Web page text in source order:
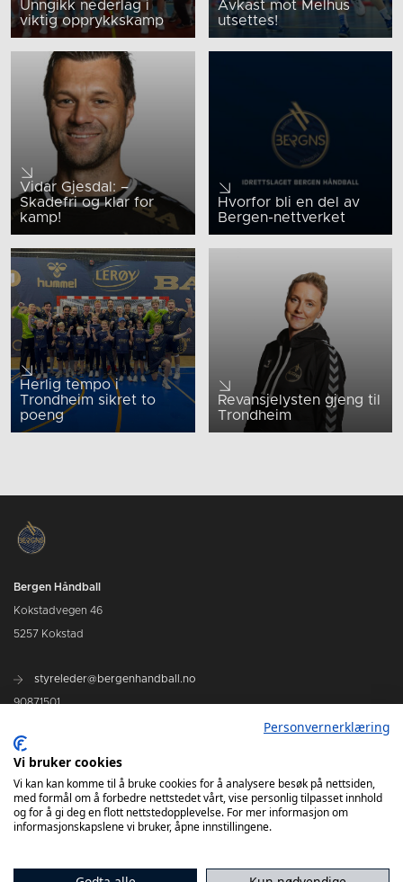
Unngikk nederlag i
viktig opprykkskamp
Avkast mot Melhus
utsettes!
Vidar Gjesdal: –
Skadefri og klar for
kamp!
Hvorfor bli en del av
Bergen-nettverket
Herlig tempo i
Trondheim sikret to
poeng
Revansjelysten gjeng til
Trondheim
Bergen Håndball
Kokstadvegen 46
5257 Kokstad
styreleder@bergenhandball.no
90871501
Kamper Bergen Håndball
Personvernerklæring
Vi bruker cookies
Vi kan kan komme til å bruke cookies for å analysere besøk på nettsiden,
med formål om å forbedre nettstedet vårt, vise personlig tilpasset innhold
og for å gi deg en flott nettstedopplevelse. For mer informasjon om
informasjonskapslene vi bruker, åpne innstillingene.